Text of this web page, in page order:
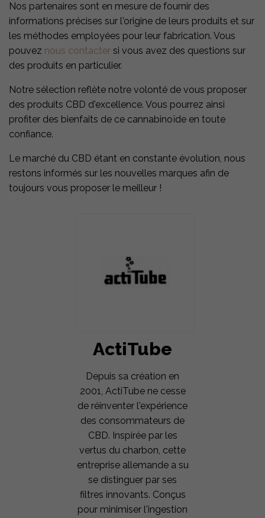
Nos partenaires sont en mesure de fournir des
informations précises sur l'origine de leurs produits et sur
les méthodes employées pour leur fabrication. Vous
pouvez nous contacter si vous avez des questions sur
des produits en particulier.
Notre sélection reflète notre volonté de vous proposer
des produits CBD d'excellence. Vous pourrez ainsi
profiter des bienfaits de ce cannabinoïde en toute
confiance.
Le marché du CBD étant en constante évolution, nous
restons informés sur les nouvelles marques afin de
toujours vous proposer le meilleur !
ActiTube
Depuis sa création en
2001, ActiTube ne cesse
de réinventer l'expérience
des consommateurs de
CBD. Inspirée par les
vertus du charbon, cette
entreprise allemande a su
se distinguer par ses
filtres innovants. Conçus
pour minimiser l'ingestion